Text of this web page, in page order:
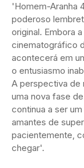
'Homem-Aranha
poderoso
original. Embora
cinematográfico
acontecerá em
o entusiasmo
A perspectiva de
uma nova fase
continua a ser
amantes de
pacientemente,
chegar'.